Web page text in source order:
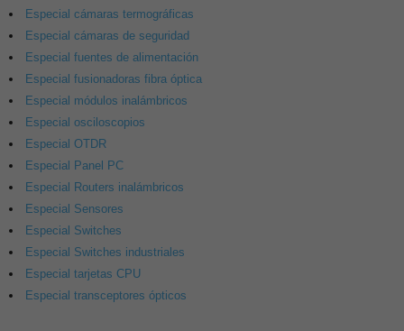
Especial cámaras termográficas
Especial cámaras de seguridad
Especial fuentes de alimentación
Especial fusionadoras fibra óptica
Especial módulos inalámbricos
Especial osciloscopios
Especial OTDR
Especial Panel PC
Especial Routers inalámbricos
Especial Sensores
Especial Switches
Especial Switches industriales
Especial tarjetas CPU
Especial transceptores ópticos